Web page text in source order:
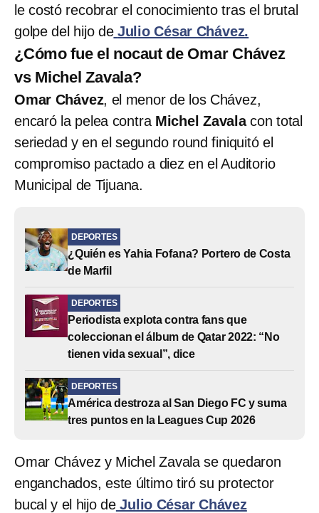
le costó recobrar el conocimiento tras el brutal
golpe del hijo de Julio César Chávez.
¿Cómo fue el nocaut de Omar Chávez
vs Michel Zavala?
Omar Chávez, el menor de los Chávez,
encaró la pelea contra Michel Zavalacon total
seriedad y en el segundo round finiquitó el
compromiso pactado a diez en el Auditorio
Municipal de Tijuana.
DEPORTES
¿Quién es Yahia Fofana? Portero de Costa
de Marfil
DEPORTES
Periodista explota contra fans que
coleccionan el álbum de Qatar 2022: “No
tienen vida sexual”, dice
DEPORTES
América destroza al San Diego FC y suma
tres puntos en la Leagues Cup 2026
Omar Chávez y Michel Zavala se quedaron
enganchados, este último tiró su protector
bucal y el hijo deJulio César Chávez